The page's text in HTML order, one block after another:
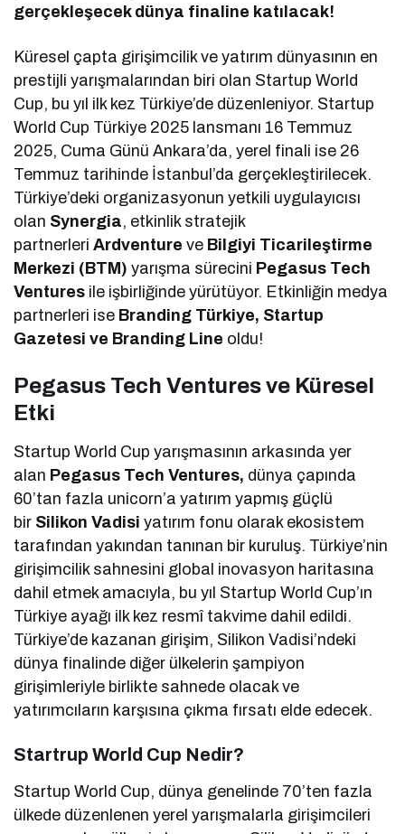
gerçekleşecek dünya finaline katılacak!
Küresel çapta girişimcilik ve yatırım dünyasının en
prestijli yarışmalarından biri olan Startup World
Cup, bu yıl ilk kez Türkiye’de düzenleniyor. Startup
World Cup Türkiye 2025 lansmanı 16 Temmuz
2025, Cuma Günü Ankara’da, yerel finali ise 26
Temmuz tarihinde İstanbul’da gerçekleştirilecek.
Türkiye’deki organizasyonun yetkili uygulayıcısı
olan Synergia, etkinlik stratejik
partnerleri Ardventureve Bilgiyi Ticarileştirme
Merkezi (BTM)yarışma sürecini Pegasus Tech
Ventures ile işbirliğinde yürütüyor. Etkinliğin medya
partnerleri ise Branding Türkiye, Startup
Gazetesive Branding Line oldu!
Pegasus Tech Ventures ve Küresel
Etki
Startup World Cup yarışmasının arkasında yer
alan Pegasus Tech Ventures, dünya çapında
60’tan fazla unicorn’a yatırım yapmış güçlü
bir Silikon Vadisi yatırım fonu olarak ekosistem
tarafından yakından tanınan bir kuruluş. Türkiye’nin
girişimcilik sahnesini global inovasyon haritasına
dahil etmek amacıyla, bu yıl Startup World Cup’ın
Türkiye ayağı ilk kez resmî takvime dahil edildi.
Türkiye’de kazanan girişim, Silikon Vadisi’ndeki
dünya finalinde diğer ülkelerin şampiyon
girişimleriyle birlikte sahnede olacak ve
yatırımcıların karşısına çıkma fırsatı elde edecek.
Startrup World Cup Nedir?
Startup World Cup, dünya genelinde 70’ten fazla
ülkede düzenlenen yerel yarışmalarla girişimcileri